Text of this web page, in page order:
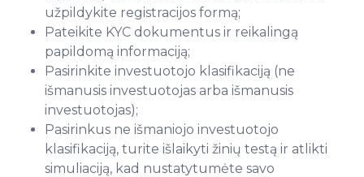
užpildykite registracijos formą;
Pateikite KYC dokumentus ir reikalingą
papildomą informaciją;
Pasirinkite investuotojo klasifikaciją (ne
išmanusis investuotojas arba išmanusis
investuotojas);
Pasirinkus ne išmaniojo investuotojo
klasifikaciją, turite išlaikyti žinių testą ir atlikti
simuliaciją, kad nustatytumėte savo